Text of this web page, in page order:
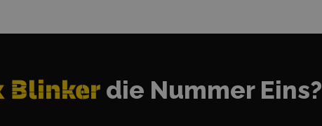
Blinkerdie Nummer Eins?